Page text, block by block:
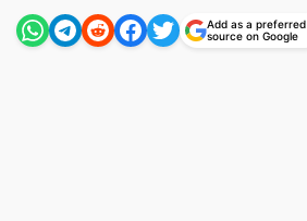
Add as a preferred
source on Google